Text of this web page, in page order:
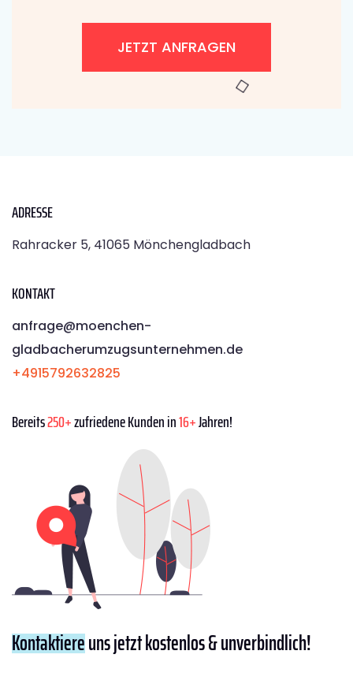
JETZT ANFRAGEN
ADRESSE
Rahracker 5, 41065 Mönchengladbach
KONTAKT
anfrage@moenchen­
gladbacherumzugsunternehmen.de
+4915792632825
Bereits250+zufriedene Kunden in16+Jahren!
Kontaktiereuns jetzt kostenlos & unverbindlich!